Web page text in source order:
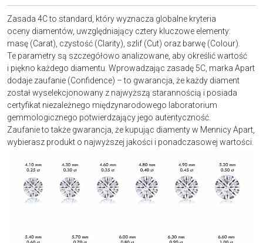
Zasada 4C to standard, który wyznacza globalne kryteria
oceny diamentów, uwzględniający cztery kluczowe elementy:
masę (Carat), czystość (Clarity), szlif (Cut) oraz barwę (Colour).
Te parametry są szczegółowo analizowane, aby określić wartość
i piękno każdego diamentu. Wprowadzając zasadę 5C, marka Apart
dodaje zaufanie (Confidence) – to gwarancja, że każdy diament
został wyselekcjonowany z najwyższą starannością i posiada
certyfikat niezależnego międzynarodowego laboratorium
gemmologicznego potwierdzający jego autentyczność.
Zaufanie to także gwarancja, że kupując diamenty w Mennicy Apart,
wybierasz produkt o najwyższej jakości i ponadczasowej wartości.